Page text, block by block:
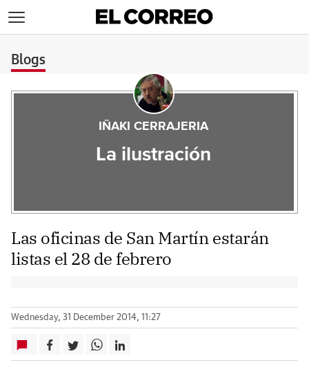
Blogs
IÑAKI CERRAJERIA
La ilustración
Las oficinas de San Martín estarán
listas el 28 de febrero
Wednesday, 31 December 2014, 11:27